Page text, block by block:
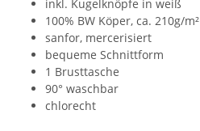
inkl. Kugelknöpfe in weiß
100% BW Köper, ca. 210g/m²
sanfor, mercerisiert
bequeme Schnittform
1 Brusttasche
90° waschbar
chlorecht